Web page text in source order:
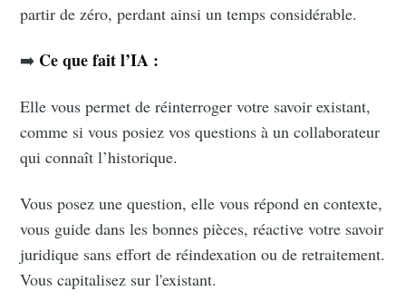
partir de zéro, perdant ainsi un temps considérable.
➡️ Ce que fait l’IA :
Elle vous permet de réinterroger votre savoir existant,
comme si vous posiez vos questions à un collaborateur
qui connaît l’historique.
Vous posez une question, elle vous répond en contexte,
vous guide dans les bonnes pièces, réactive votre savoir
juridique sans effort de réindexation ou de retraitement.
Vous capitalisez sur l'existant.